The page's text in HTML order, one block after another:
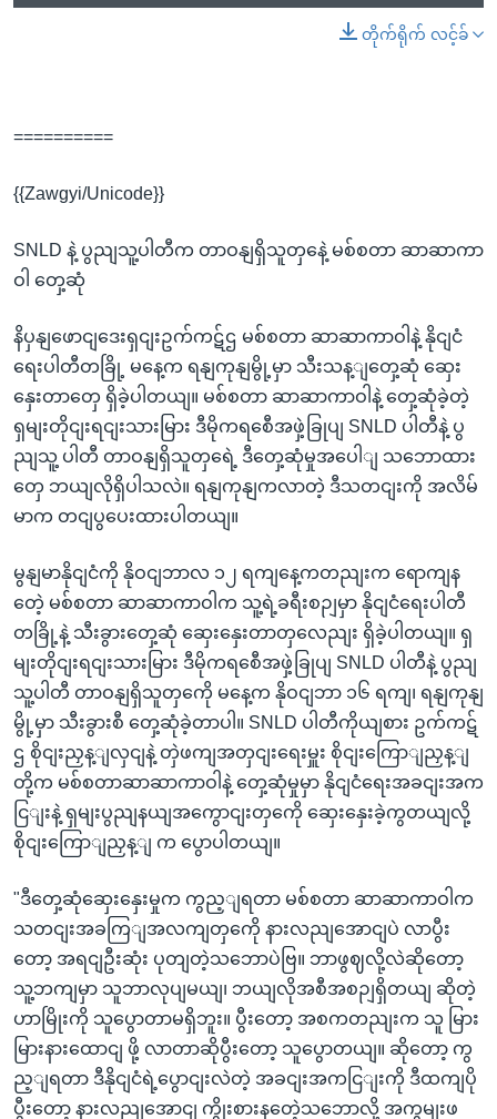
တိုက်ရိုက် လင့်ခ်
==========
{{Zawgyi/Unicode}}
SNLD နဲ့ ပွညျသူ့ပါတီက တာဝနျရှိသူတှနေဲ့ မစ်စတာ ဆာဆာကာ
ဝါ တှေ့ဆုံ
နိပှနျဖောငျဒေးရှငျးဥက်ကဋ်ဌ မစ်စတာ ဆာဆာကာဝါနဲ့ နိုငျငံ
ရေးပါတီတခြို့ မနေ့က ရနျကုနျမွို့မှာ သီးသန့ျတှေ့ဆုံ ဆှေး
နှေးတာတှေ ရှိခဲ့ပါတယျ။ မစ်စတာ ဆာဆာကာဝါနဲ့ တှေ့ဆုံခဲ့တဲ့
ရှမျးတိုငျးရငျးသားမြား ဒီမိုကရစေီအဖှဲ့ခြုပျ SNLD ပါတီနဲ့ ပွ
ညျသူ့ ပါတီ တာဝနျရှိသူတှရေဲ့ ဒီတှေ့ဆုံမှုအပေါျ သဘောထား
တှေ ဘယျလိုရှိပါသလဲ။ ရနျကုနျကလာတဲ့ ဒီသတငျးကို အလိမ်
မာက တငျပွပေးထားပါတယျ။
မွနျမာနိုငျငံကို နိုဝငျဘာလ ၁၂ ရကျနေ့ကတညျးက ရောကျန
တေဲ့ မစ်စတာ ဆာဆာကာဝါက သူ့ရဲ့ခရီးစဉျမှာ နိုငျငံရေးပါတီ
တခြို့နဲ့ သီးခွားတှေ့ဆုံ ဆှေးနှေးတာတှလေညျး ရှိခဲ့ပါတယျ။ ရှ
မျးတိုငျးရငျးသားမြား ဒီမိုကရစေီအဖှဲ့ခြုပျ SNLD ပါတီနဲ့ ပွညျ
သူ့ပါတီ တာဝနျရှိသူတှကေို မနေ့က နိုဝငျဘာ ၁၆ ရကျ၊ ရနျကုနျ
မွို့မှာ သီးခွားစီ တှေ့ဆုံခဲ့တာပါ။ SNLD ပါတီကိုယျစား ဥက်ကဋ်
ဌ စိုငျးညှန့ျလှငျနဲ့ တှဲဖကျအတှငျးရေးမှူး စိုငျးကြောျညှန့ျ
တို့က မစ်စတာဆာဆာကာဝါနဲ့ တှေ့ဆုံမှုမှာ နိုငျငံရေးအခငျးအက
ငြျးနဲ့ ရှမျးပွညျနယျအကွောငျးတှကေို ဆှေးနှေးခဲ့ကွတယျလို့
စိုငျးကြောျညှန့ျ က ပွောပါတယျ။
"ဒီတှေ့ဆုံဆှေးနှေးမှုက ကွည့ျရတာ မစ်စတာ ဆာဆာကာဝါက
သတငျးအခကြျအလကျတှကေို နားလညျအောငျပဲ လာပွီး
တော့ အရငျဦးဆုံး ပုတျတဲ့သဘောပဲဗြ။ ဘာဖွဈလို့လဲဆိုတော့
သူ့ဘကျမှာ သူဘာလုပျမယျ၊ ဘယျလိုအစီအစဉျရှိတယျ ဆိုတဲ့
ဟာမြိုးကို သူပွောတာမရှိဘူး။ ပွီးတော့ အစကတညျးက သူ မြား
မြားနားထောငျ ဖို့ လာတာဆိုပွီးတော့ သူပွောတယျ။ ဆိုတော့ ကွ
ည့ျရတာ ဒီနိုငျငံရဲ့ပွောငျးလဲတဲ့ အခငျးအကငြျးကို ဒီထကျပို
ပွီးတော့ နားလညျအောငျ ကွိုးစားနတေဲ့သဘောလို့ အကွမျးဖ